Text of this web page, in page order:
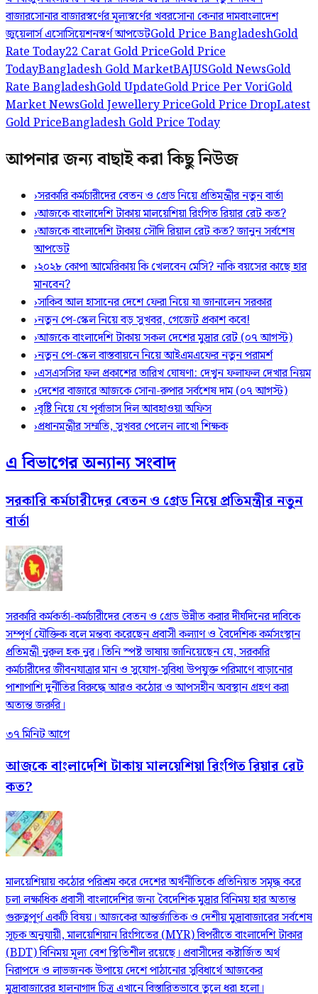
বাজারসোনার বাজারস্বর্ণের মূল্যস্বর্ণের খবরসোনা কেনার দামবাংলাদেশ
জুয়েলার্স এসোসিয়েশনস্বর্ণ আপডেটGold Price BangladeshGold
Rate Today22 Carat Gold PriceGold Price
TodayBangladesh Gold MarketBAJUSGold NewsGold
Rate BangladeshGold UpdateGold Price Per VoriGold
Market NewsGold Jewellery PriceGold Price DropLatest
Gold PriceBangladesh Gold Price Today
আপনার জন্য বাছাই করা কিছু নিউজ
›সরকারি কর্মচারীদের বেতন ও গ্রেড নিয়ে প্রতিমন্ত্রীর নতুন বার্তা
›আজকে বাংলাদেশি টাকায় মালয়েশিয়া রিংগিত রিয়ার রেট কত?
›আজকে বাংলাদেশি টাকায় সৌদি রিয়াল রেট কত? জানুন সর্বশেষ
আপডেট
›২০২৮ কোপা আমেরিকায় কি খেলবেন মেসি? নাকি বয়সের কাছে হার
মানবেন?
›সাকিব আল হাসানের দেশে ফেরা নিয়ে যা জানালেন সরকার
›নতুন পে-স্কেল নিয়ে বড় সুখবর, গেজেট প্রকাশ কবে!
›আজকে বাংলাদেশি টাকায় সকল দেশের মুদ্রার রেট (০৭ আগস্ট)
›নতুন পে-স্কেল বাস্তবায়নে নিয়ে আইএমএফের নতুন পরামর্শ
›এসএসসির ফল প্রকাশের তারিখ ঘোষণা: দেখুন ফলাফল দেখার নিয়ম
›দেশের বাজারে আজকে সোনা-রুপার সর্বশেষ দাম (০৭ আগস্ট)
›বৃষ্টি নিয়ে যে পূর্বাভাস দিল আবহাওয়া অফিস
›প্রধানমন্ত্রীর সম্মতি, সুখবর পেলেন লাখো শিক্ষক
এ বিভাগের অন্যান্য সংবাদ
সরকারি কর্মচারীদের বেতন ও গ্রেড নিয়ে প্রতিমন্ত্রীর নতুন
বার্তা
সরকারি কর্মকর্তা-কর্মচারীদের বেতন ও গ্রেড উন্নীত করার দীর্ঘদিনের দাবিকে
সম্পূর্ণ যৌক্তিক বলে মন্তব্য করেছেন প্রবাসী কল্যাণ ও বৈদেশিক কর্মসংস্থান
প্রতিমন্ত্রী নুরুল হক নুর। তিনি স্পষ্ট ভাষায় জানিয়েছেন যে, সরকারি
কর্মচারীদের জীবনযাত্রার মান ও সুযোগ-সুবিধা উপযুক্ত পরিমাণে বাড়ানোর
পাশাপাশি দুর্নীতির বিরুদ্ধে আরও কঠোর ও আপসহীন অবস্থান গ্রহণ করা
অত্যন্ত জরুরি।
৩৭ মিনিট আগে
আজকে বাংলাদেশি টাকায় মালয়েশিয়া রিংগিত রিয়ার রেট
কত?
মালয়েশিয়ায় কঠোর পরিশ্রম করে দেশের অর্থনীতিকে প্রতিনিয়ত সমৃদ্ধ করে
চলা লক্ষাধিক প্রবাসী বাংলাদেশির জন্য বৈদেশিক মুদ্রার বিনিময় হার অত্যন্ত
গুরুত্বপূর্ণ একটি বিষয়। আজকের আন্তর্জাতিক ও দেশীয় মুদ্রাবাজারের সর্বশেষ
সূচক অনুযায়ী, মালয়েশিয়ান রিংগিতের (MYR) বিপরীতে বাংলাদেশি টাকার
(BDT) বিনিময় মূল্য বেশ স্থিতিশীল রয়েছে। প্রবাসীদের কষ্টার্জিত অর্থ
নিরাপদে ও লাভজনক উপায়ে দেশে পাঠানোর সুবিধার্থে আজকের
মুদ্রাবাজারের হালনাগাদ চিত্র এখানে বিস্তারিতভাবে তুলে ধরা হলো।